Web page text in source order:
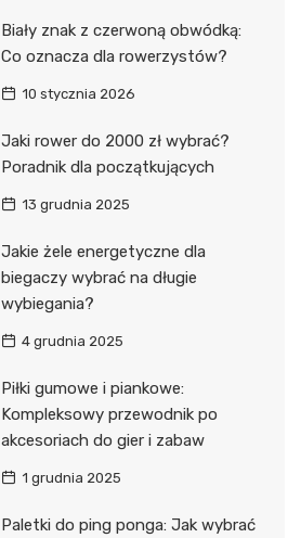
Biały znak z czerwoną obwódką:
Co oznacza dla rowerzystów?
10 stycznia 2026
Jaki rower do 2000 zł wybrać?
Poradnik dla początkujących
13 grudnia 2025
Jakie żele energetyczne dla
biegaczy wybrać na długie
wybiegania?
4 grudnia 2025
Piłki gumowe i piankowe:
Kompleksowy przewodnik po
akcesoriach do gier i zabaw
1 grudnia 2025
Paletki do ping ponga: Jak wybrać